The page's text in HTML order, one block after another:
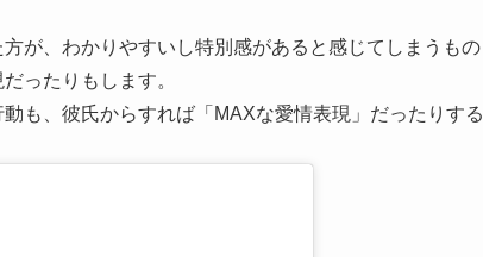
が、わかりやすいし特別感があると感じてしまうもの
ったりもします。
も、彼氏からすれば「MAXな愛情表現」だったりする